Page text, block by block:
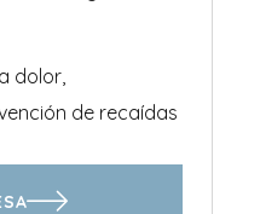
dolor,
de recaídas